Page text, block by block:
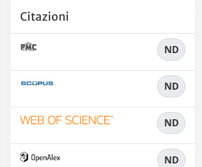
Citazioni
ND
ND
ND
ND